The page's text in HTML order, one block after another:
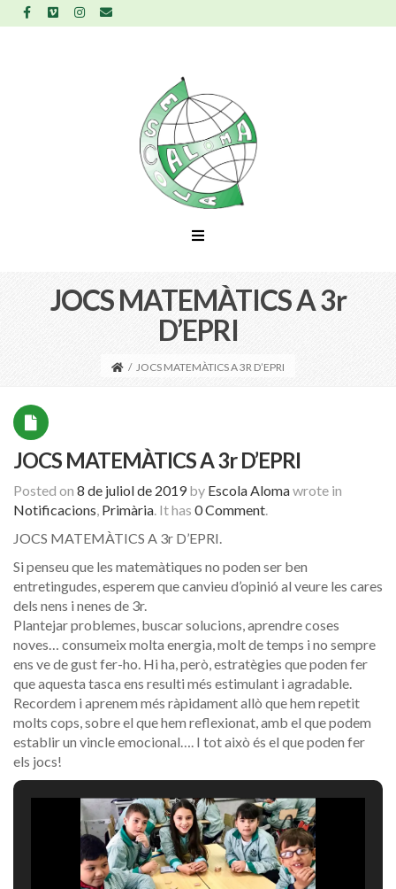
JOCS MATEMÀTICS A 3r
D’EPRI
/ JOCS MATEMÀTICS A 3R D’EPRI
JOCS MATEMÀTICS A 3r D’EPRI
Posted on 8 de juliol de 2019 by Escola Alomawrote in
Notificacions, Primària. It has 0 Comment.
JOCS MATEMÀTICS A 3r D’EPRI.
Si penseu que les matemàtiques no poden ser ben
entretingudes, esperem que canvieu d’opinió al veure les cares
dels nens i nenes de 3r.
Plantejar problemes, buscar solucions, aprendre coses
noves… consumeix molta energia, molt de temps i no sempre
ens ve de gust fer-ho. Hi ha, però, estratègies que poden fer
que aquesta tasca ens resulti més estimulant i agradable.
Recordem i aprenem més ràpidament allò que hem repetit
molts cops, sobre el que hem reflexionat, amb el que podem
establir un vincle emocional…. I tot això és el que poden fer
els jocs!